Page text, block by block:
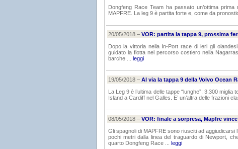
Dongfeng Race Team ha passato un’ottima
MAPFRE. La leg 9 è partita forte e, come da
20/05/2018 – VOR: partita la tappa 9, prossima
Dopo la vittoria nella In-Port race di ieri gli
guidato la flotta nel percorso costiero nella
barche ... leggi
19/05/2018 – Al via la tappa 9 della Volvo Ocean
La Leg 9 è l’ultima delle tappe “lunghe”: 3.300
Island a Cardiff nel Galles. E’ un’altra delle frazioni
08/05/2018 – VOR: finale a sorpresa, Mapfre
Gli spagnoli di MAPFRE sono riusciti ad aggiudicarsi
pochi metri dalla linea del traguardo di Newport,
quarto Dongfeng Race ... leggi